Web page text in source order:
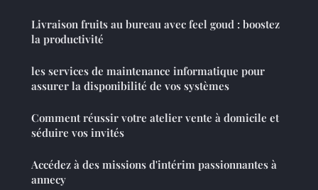
Livraison fruits au bureau avec feel goud : boostez
la productivité
les services de maintenance informatique pour
assurer la disponibilité de vos systèmes
Comment réussir votre atelier vente à domicile et
séduire vos invités
Accédez à des missions d'intérim passionnantes à
annecy